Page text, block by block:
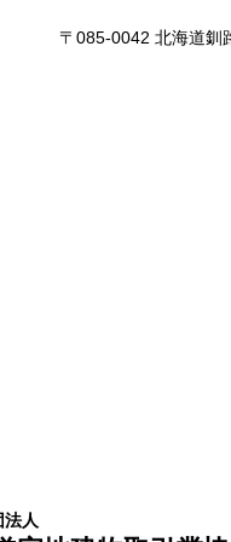
〒085-0042 北海道釧
法人